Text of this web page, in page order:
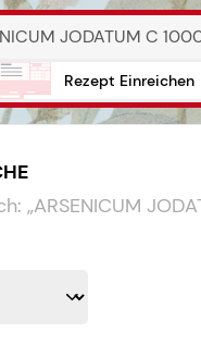
Rezept Einreichen
„ARSENICUM